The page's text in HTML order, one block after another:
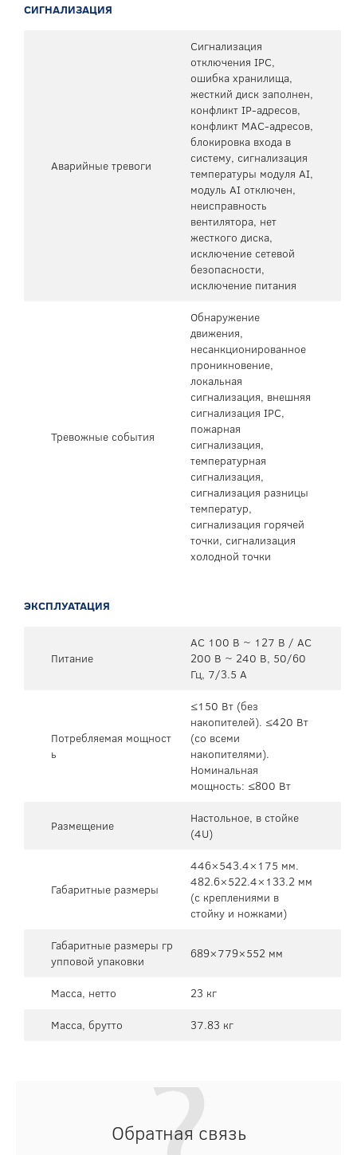
СИГНАЛИЗАЦИЯ
Аварийные тревоги
Сигнализация
отключения IPC,
ошибка хранилища,
жесткий диск заполнен,
конфликт IP-адресов,
конфликт MAC-адресов,
блокировка входа в
систему, сигнализация
температуры модуля AI,
модуль AI отключен,
неисправность
вентилятора, нет
жесткого диска,
исключение сетевой
безопасности,
исключение питания
Тревожные события
Обнаружение
движения,
несанкционированное
проникновение,
локальная
сигнализация, внешняя
сигнализация IPC,
пожарная
сигнализация,
температурная
сигнализация,
сигнализация разницы
температур,
сигнализация горячей
точки, сигнализация
холодной точки
ЭКСПЛУАТАЦИЯ
Питание
AC 100 В ~ 127 В / AC
200 В ~ 240 В, 50/60
Гц, 7/3.5 А
Потребляемая мощност
ь
≤150 Вт (без
накопителей). ≤420 Вт
(со всеми
накопителями).
Номинальная
мощность: ≤800 Вт
Размещение
Настольное, в стойке
(4U)
Габаритные размеры
446×543.4×175 мм.
482.6×522.4×133.2 мм
(с креплениями в
стойку и ножками)
Габаритные размеры гр
упповой упаковки
689×779×552 мм
Масса, нетто
23 кг
Масса, брутто
37.83 кг
Обратная связь